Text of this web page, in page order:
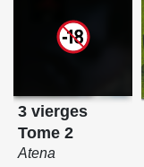
3 vierges
Tome 2
Atena